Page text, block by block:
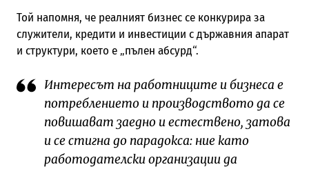
Той напомня, че реалният бизнес се конкурира за
служители, кредити и инвестиции с държавния апарат
и структури, което е „пълен абсурд“.
Интересът на работниците и бизнеса е
потреблението и производството да се
повишават заедно и естествено, затова
и се стигна до парадокса: ние като
работодателски организации да